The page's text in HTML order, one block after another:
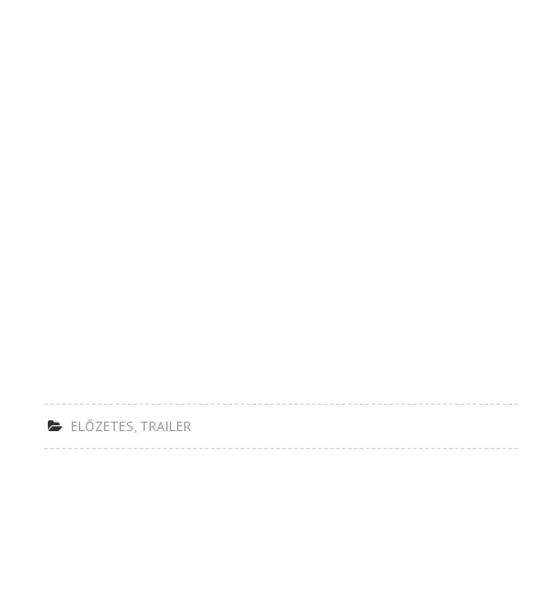
ELŐZETES,TRAILER